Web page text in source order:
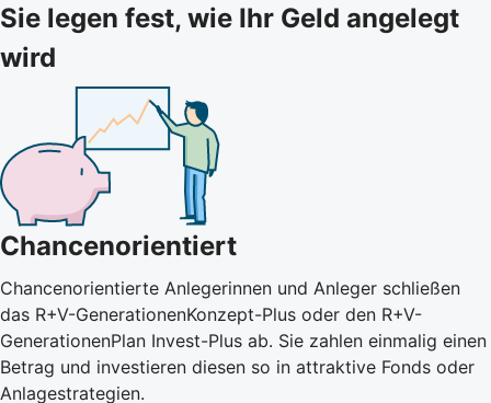
Sie legen fest, wie Ihr Geld angelegt
wird
Chancenorientiert
Chancenorientierte Anlegerinnen und Anleger schließen
das R+V-GenerationenKonzept-Plus oder den R+V-
GenerationenPlan Invest-Plus ab. Sie zahlen einmalig einen
Betrag und investieren diesen so in attraktive Fonds oder
Anlagestrategien.